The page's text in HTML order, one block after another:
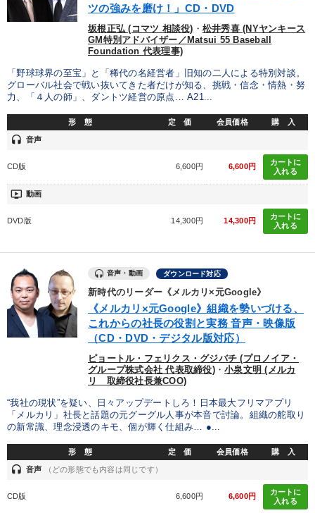
ツの強みを磨け！」CD・DVD
坂根正弘 (コマツ 相談役) ・ 松井秀喜 (NYヤンキース
GM特別アドバイザー／Matsui 55 Baseball
Foundation 代表理事)
「野球球界の至宝」と「稀代の名経営者」旧知の二人による特別対談。
グローバル社会で戦い抜いてきた者だけが知る、挑戦・信念・情熱・努
力、「４人の師」、ダントツ経営の原点… A21...
形 態 定 価 会員価格 購 入
headset 音声
CD版 6,600円 6,600円
カートに
入れる
ondemand_video 動画
DVD版 14,300円 14,300円
カートに
入れる
音声・動画 ダウンロード対応
新時代のリーダー《メルカリ×元Google》
《メルカリ×元Google》組織を勢いづける、
これからの社長の役割と実務 音声・映像版
（CD・DVD・デジタル版対応）
ピョートル・フェリクス・グジバチ (プロノイア・
グループ株式会社 代表取締役)・小泉文明 (メルカ
リ 取締役社長兼COO)
“我社の現状”を疑い、日々アップデートしろ！日本最大フリマアプリ
「メルカリ」社長と話題の元グーグル人事が本音で討論。組織の舵取り
の新常識、理念浸透のキモ、個が輝く仕組み… ●...
形 態 定 価 会員価格 購 入
headset 音声 （どの形態でも内容は同じです）
CD版 6,600円 6,600円
カートに
入れる